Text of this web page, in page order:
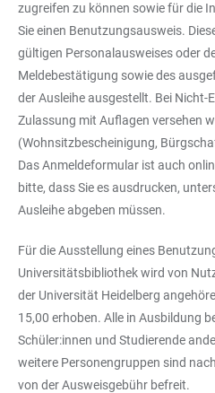
zugreifen zu können sowie für die
Sie einen Benutzungsausweis.
gültigen Personalausweises oder
Meldebestätigung sowie des
der Ausleihe ausgestellt. Bei Nicht-
Zulassung mit Auflagen versehen
(Wohnsitzbescheinigung,
Das Anmeldeformular ist auch
bitte, dass Sie es ausdrucken,
Ausleihe abgeben müssen.
Für die Ausstellung eines
Universitätsbibliothek wird von
der Universität Heidelberg
15,00 erhoben. Alle in Ausbildung
Schüler:innen und Studierende
weitere Personengruppen sind
von der Ausweisgebühr befreit.